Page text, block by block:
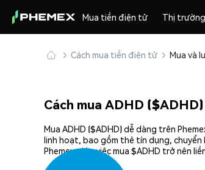
Mua tiền điện tử Thị trường
Cách mua tiền điện tử
Cách mua ADHD
Mua ADHD ($ADHD) dễ dàng trên
linh hoạt, bao gồm thẻ tín dụng, chuyển
Phemex giúp việc mua $ADHD trở nên